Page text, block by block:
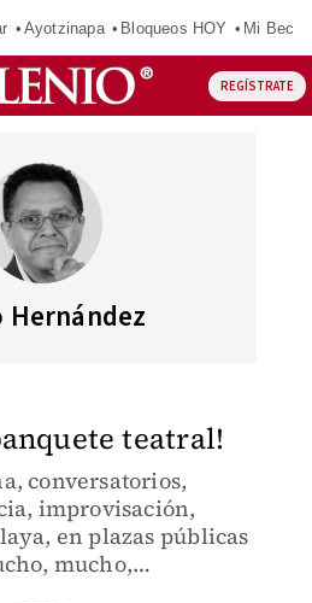
Ayotzinapa Bloqueos HOY Mi Beca
REGÍSTRATE
Hernández
teatral!
conversatorios,
improvisación,
en plazas públicas
mucho,